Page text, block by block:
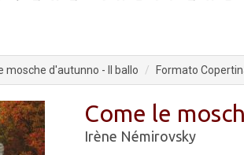
mosche d'autunno - Il ballo Formato
Come le
Irène Némirovsky